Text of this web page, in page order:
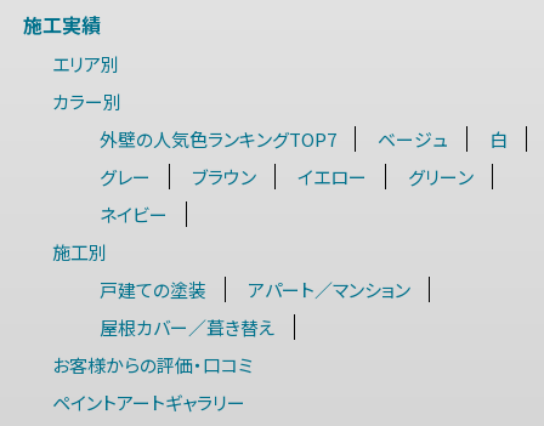
施工実績
エリア別
カラー別
外壁の人気色ランキングTOP7
ベージュ
白
グレー
ブラウン イエロー
グリーン
ネイビー
施工別
戸建ての塗装
アパート／マンション
屋根カバー／葺き替え
お客様からの評価・口コミ
ペイントアートギャラリー